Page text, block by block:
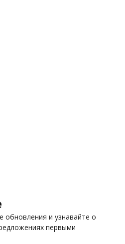
обновления и узнавайте о
первыми